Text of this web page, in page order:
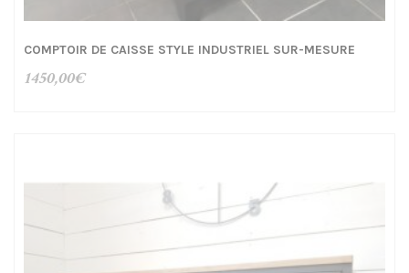
COMPTOIR DE CAISSE STYLE INDUSTRIEL SUR-MESURE
1450,00€